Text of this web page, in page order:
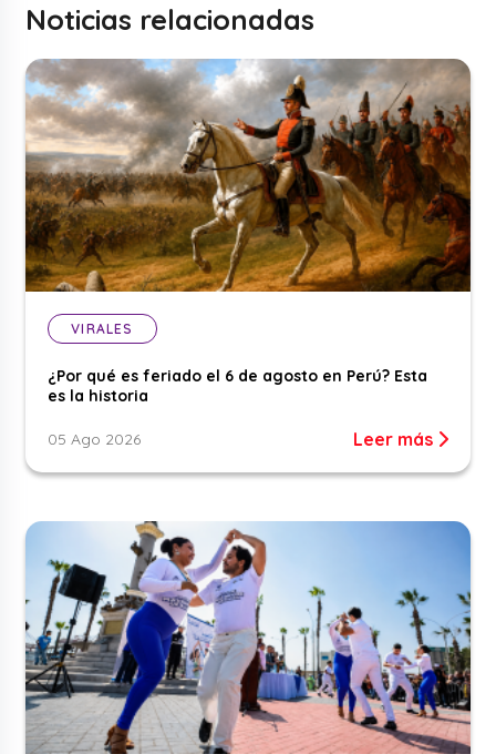
Noticias relacionadas
VIRALES
¿Por qué es feriado el 6 de agosto en Perú? Esta
es la historia
05 Ago 2026 Leer más